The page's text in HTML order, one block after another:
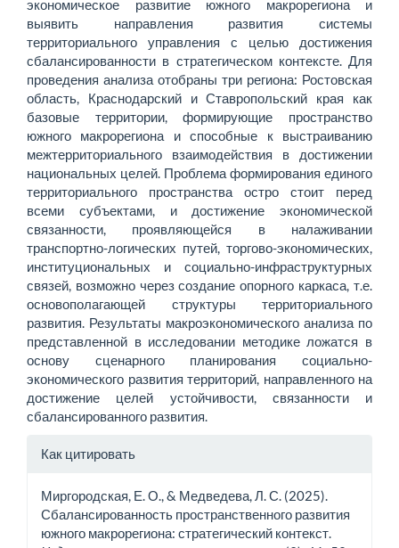
экономическое развитие южного макрорегиона и
выявить направления развития системы
территориального управления с целью достижения
сбалансированности в стратегическом контексте. Для
проведения анализа отобраны три региона: Ростовская
область, Краснодарский и Ставропольский края как
базовые территории, формирующие пространство
южного макрорегиона и способные к выстраиванию
межтерриториального взаимодействия в достижении
национальных целей. Проблема формирования единого
территориального пространства остро стоит перед
всеми субъектами, и достижение экономической
связанности, проявляющейся в налаживании
транспортно-­логических путей, торгово-экономических,
институциональных и социально-инфраструктурных
связей, возможно через создание опорного каркаса, т.е.
основополагающей структуры территориального
развития. Результаты макро­экономического анализа по
представленной в исследовании методике ложатся в
основу сценарного планирования социально-
экономического развития территорий, направленного на
достижение целей устойчивости, связанности и
сбалансированного развития.
Информация
Как цитировать
Миргородская, Е. О., & Медведева, Л. С. (2025).
Сбалансированность пространственного развития
южного макрорегиона: стратегический контекст.